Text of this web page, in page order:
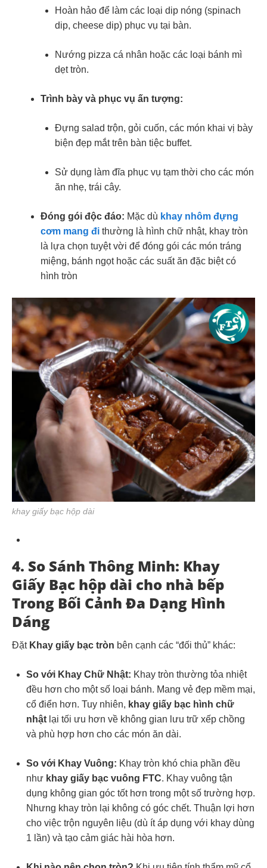
Hoàn hảo để làm các loại dip nóng (spinach
dip, cheese dip) phục vụ tại bàn.
Nướng pizza cá nhân hoặc các loại bánh mì
dẹt tròn.
Trình bày và phục vụ ấn tượng:
Đựng salad trộn, gỏi cuốn, các món khai vị bày
biện đẹp mắt trên bàn tiệc buffet.
Sử dụng làm đĩa phục vụ tạm thời cho các món
ăn nhẹ, trái cây.
Đóng gói độc đáo: Mặc dù khay nhôm đựng
cơm mang đi thường là hình chữ nhật, khay tròn
là lựa chọn tuyệt vời để đóng gói các món tráng
miệng, bánh ngọt hoặc các suất ăn đặc biệt có
hình tròn
khay giấy bạc hộp dài
4. So Sánh Thông Minh: Khay
Giấy Bạc hộp dài cho nhà bếp
Trong Bối Cảnh Đa Dạng Hình
Dáng
Đặt Khay giấy bạc tròn bên cạnh các “đối thủ” khác:
So với Khay Chữ Nhật: Khay tròn thường tỏa nhiệt
đều hơn cho một số loại bánh. Mang vẻ đẹp mềm mại,
cổ điển hơn. Tuy nhiên, khay giấy bạc hình chữ
nhật lại tối ưu hơn về không gian lưu trữ xếp chồng
và phù hợp hơn cho các món ăn dài.
So với Khay Vuông: Khay tròn khó chia phần đều
như khay giấy bạc vuông FTC. Khay vuông tận
dụng không gian góc tốt hơn trong một số trường hợp.
Nhưng khay tròn lại không có góc chết. Thuận lợi hơn
cho việc trộn nguyên liệu (dù ít áp dụng với khay dùng
1 lần) và tạo cảm giác hài hòa hơn.